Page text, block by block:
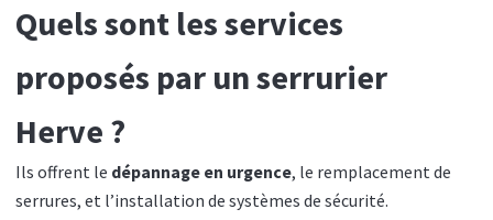
Quels sont les services
proposés par un serrurier
Herve ?
Ils offrent le dépannage en urgence, le remplacement de
serrures, et l’installation de systèmes de sécurité.